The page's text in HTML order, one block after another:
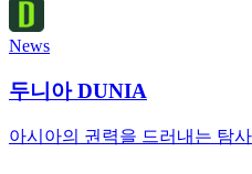
News
두니아 DUNIA
아시아의 권력을 드러내는 탐